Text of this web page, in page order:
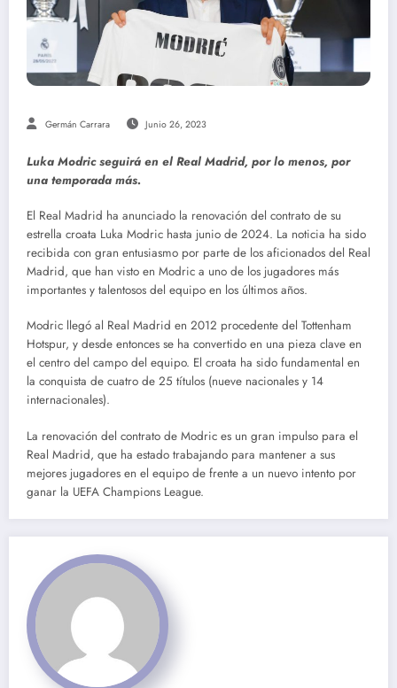
Germán Carrara Junio 26, 2023
Luka Modric seguirá en el Real Madrid, por lo menos, por
una temporada más.
El Real Madrid ha anunciado la renovación del contrato de su
estrella croata Luka Modric hasta junio de 2024. La noticia ha sido
recibida con gran entusiasmo por parte de los aficionados del Real
Madrid, que han visto en Modric a uno de los jugadores más
importantes y talentosos del equipo en los últimos años.
Modric llegó al Real Madrid en 2012 procedente del Tottenham
Hotspur, y desde entonces se ha convertido en una pieza clave en
el centro del campo del equipo. El croata ha sido fundamental en
la conquista de cuatro de 25 títulos (nueve nacionales y 14
internacionales).
La renovación del contrato de Modric es un gran impulso para el
Real Madrid, que ha estado trabajando para mantener a sus
mejores jugadores en el equipo de frente a un nuevo intento por
ganar la UEFA Champions League.